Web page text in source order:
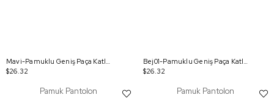
Mavi-Pamuklu Geniş Paça Katlamalı Pantolon
$26.32
Bej01-Pamuklu Geniş Paça Katlamalı Pantolon
$26.32
Pamuk Pantolon Pamuk Pantolon